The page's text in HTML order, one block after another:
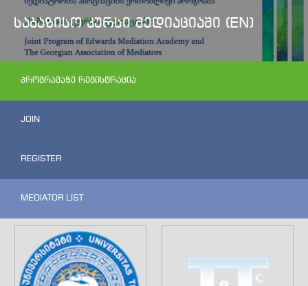
ᲡᲐᲑᲐᲖᲘᲡᲝ ᲙᲣᲠᲡᲘ ᲛᲔᲓᲘᲐᲪᲘᲐᲨᲘ (EN)
ᲞᲠᲝᲒᲠᲐᲛᲐᲖᲔ ᲠᲔᲒᲘᲡᲢᲠᲐᲪᲘᲐ
JOIN
REGISTER
MEDIATOR LIST